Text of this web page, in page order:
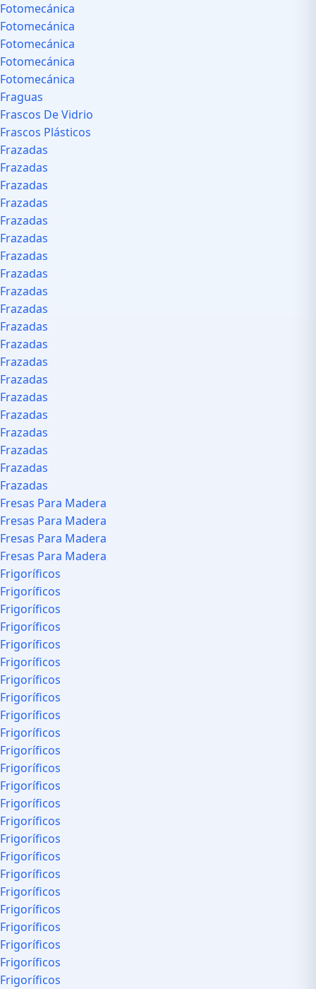
Fotomecánica
Fotomecánica
Fotomecánica
Fotomecánica
Fotomecánica
Fraguas
Frascos De Vidrio
Frascos Plásticos
Frazadas
Frazadas
Frazadas
Frazadas
Frazadas
Frazadas
Frazadas
Frazadas
Frazadas
Frazadas
Frazadas
Frazadas
Frazadas
Frazadas
Frazadas
Frazadas
Frazadas
Frazadas
Frazadas
Frazadas
Fresas Para Madera
Fresas Para Madera
Fresas Para Madera
Fresas Para Madera
Frigoríficos
Frigoríficos
Frigoríficos
Frigoríficos
Frigoríficos
Frigoríficos
Frigoríficos
Frigoríficos
Frigoríficos
Frigoríficos
Frigoríficos
Frigoríficos
Frigoríficos
Frigoríficos
Frigoríficos
Frigoríficos
Frigoríficos
Frigoríficos
Frigoríficos
Frigoríficos
Frigoríficos
Frigoríficos
Frigoríficos
Frigoríficos